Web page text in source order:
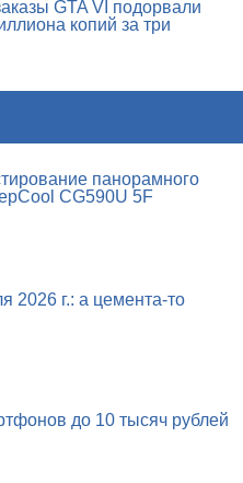
GTA VI подорвали
копий за три
панорамного
CG590U 5F
2026 г.: а цемента-то
до 10 тысяч рублей